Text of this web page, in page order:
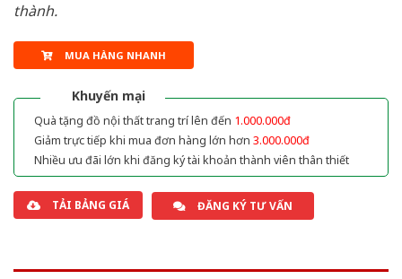
thành.
MUA HÀNG NHANH
Khuyến mại
Quà tặng đồ nội thất trang trí lên đến 1.000.000đ
Giảm trực tiếp khi mua đơn hàng lớn hơn 3.000.000đ
Nhiều ưu đãi lớn khi đăng ký tài khoản thành viên thân thiết
TẢI BẢNG GIÁ ĐĂNG KÝ TƯ VẤN